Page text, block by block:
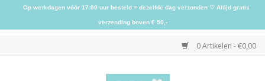
0 Artikelen - €0,00
Op werkdagen vóór 17:00 uur besteld = dezelfde dag verzonden ♡ Altijd gratis
verzending boven € 50,-